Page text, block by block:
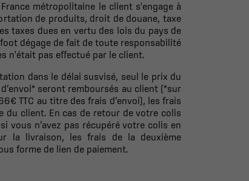
métropolitaine le client s'engage à
de produits, droit de douane, taxe
taxes dues en vertu des lois du pays de
dégage de fait de toute responsabilité
n'était pas effectué par le client.
dans le délai susvisé, seul le prix du
seront remboursés au client (*sur
TTC au titre des frais d’envoi), les frais
du client. En cas de retour de votre colis
vous n’avez pas récupéré votre colis en
la livraison, les frais de la deuxième
forme de lien de paiement.